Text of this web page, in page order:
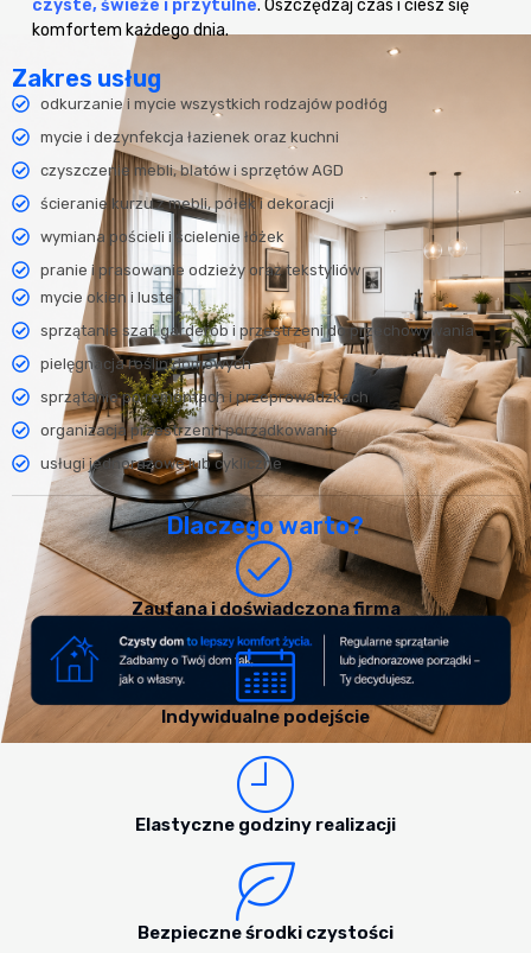
czyste, świeże i przytulne. Oszczędzaj czas i ciesz się
komfortem każdego dnia.
Zakres usług
odkurzanie i mycie wszystkich rodzajów podłóg
mycie i dezynfekcja łazienek oraz kuchni
czyszczenie mebli, blatów i sprzętów AGD
ścieranie kurzu z mebli, półek i dekoracji
wymiana pościeli i ścielenie łóżek
pranie i prasowanie odzieży oraz tekstyliów
mycie okien i luster
sprzątanie szaf, garderób i przestrzeni do przechowywania
pielęgnacja roślin domowych
sprzątanie po remontach i przeprowadzkach
organizacja przestrzeni i porządkowanie
usługi jednorazowe lub cykliczne
Dlaczego warto?
Zaufana i doświadczona firma
Indywidualne podejście
Elastyczne godziny realizacji
Bezpieczne środki czystości